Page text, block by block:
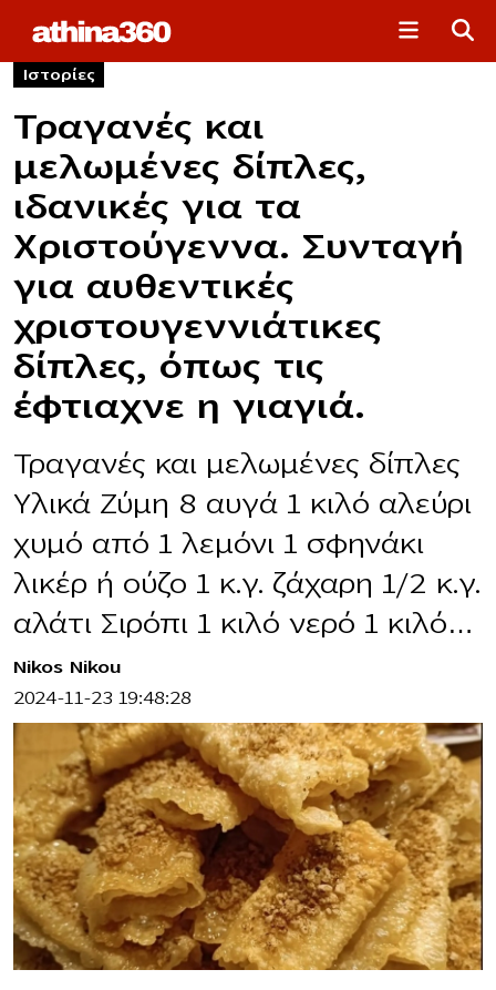
Ιστορίες
Τραγανές και
μελωμένες δίπλες,
ιδανικές για τα
Χριστούγεννα. Συνταγή
για αυθεντικές
χριστουγεννιάτικες
δίπλες, όπως τις
έφτιαχνε η γιαγιά.
Τραγανές και μελωμένες δίπλες
Υλικά Ζύμη 8 αυγά 1 κιλό αλεύρι
χυμό από 1 λεμόνι 1 σφηνάκι
λικέρ ή ούζο 1 κ.γ. ζάχαρη 1/2 κ.γ.
αλάτι Σιρόπι 1 κιλό νερό 1 κιλό…
Nikos Nikou
2024-11-23 19:48:28